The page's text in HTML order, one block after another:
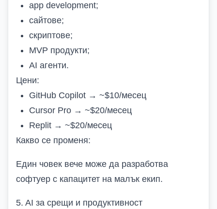
app development;
сайтове;
скриптове;
MVP продукти;
AI агенти.
Цени:
GitHub Copilot → ~$10/месец
Cursor Pro → ~$20/месец
Replit → ~$20/месец
Какво се променя:
Един човек вече може да разработва
софтуер с капацитет на малък екип.
5. AI за срещи и продуктивност